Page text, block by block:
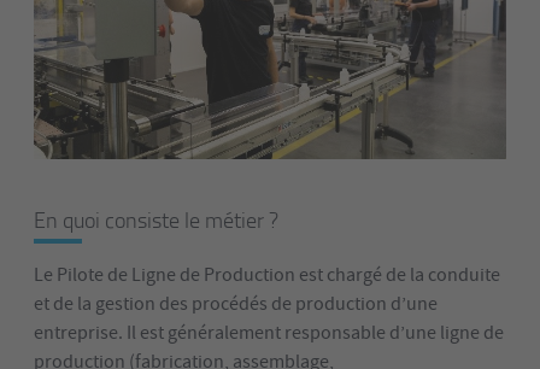
En quoi consiste le métier ?
Le Pilote de Ligne de Production est chargé de la conduite
et de la gestion des procédés de production d’une
entreprise. Il est généralement responsable d’une ligne de
production (fabrication, assemblage,